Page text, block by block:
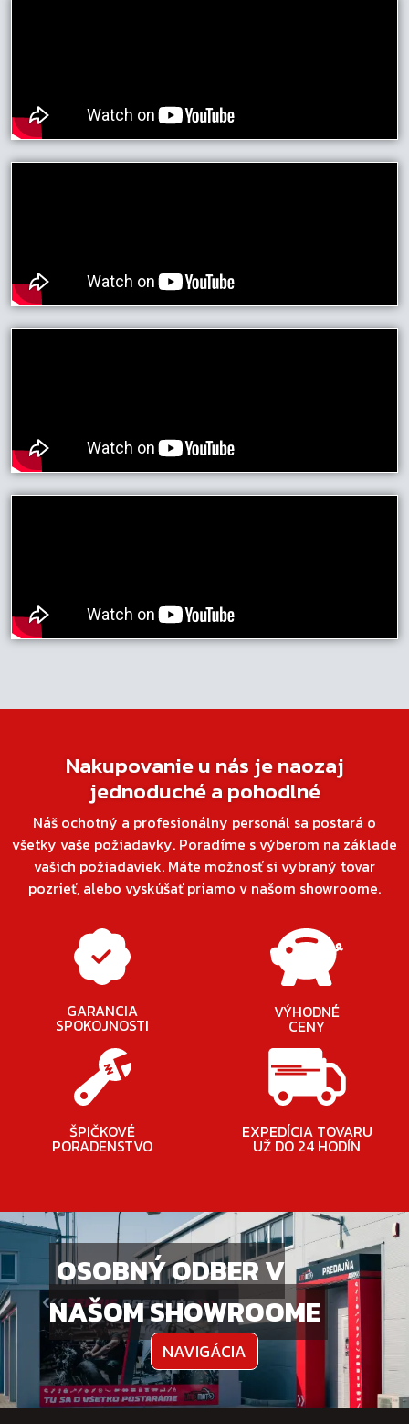
Nakupovanie u nás je naozaj
jednoduché a pohodlné
Náš ochotný a profesionálny personál sa postará o
všetky vaše požiadavky. Poradíme s výberom na základe
vašich požiadaviek. Máte možnosť si vybraný tovar
pozrieť, alebo vyskúšať priamo v našom showroome.
GARANCIA
SPOKOJNOSTI
VÝHODNÉ
CENY
ŠPIČKOVÉ
PORADENSTVO
EXPEDÍCIA TOVARU
UŽ DO 24 HODÍN
OSOBNÝ ODBER V
NAŠOM SHOWROOME
NAVIGÁCIA